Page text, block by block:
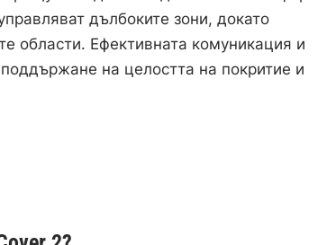
дълбоките зони, докато
области. Ефективната комуникация и
на целостта на покритие и